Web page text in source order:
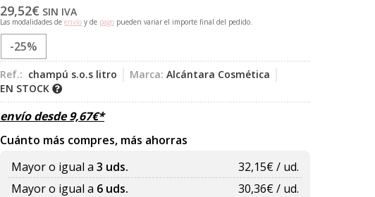
29,52€ SIN IVA
Las modalidades de envío y de pago pueden variar el importe final del pedido.
-25%
Ref.: champú s.o.s litro Marca: Alcántara Cosmética
EN STOCK
envío desde9,67€*
Cuánto más compres, más ahorras
Mayor o igual a 3 uds. 32,15€ / ud.
Mayor o igual a 6 uds. 30,36€ / ud.